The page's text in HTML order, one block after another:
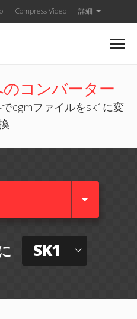
Compress Video 詳細
コンバーター
cgmファイルをsk1に変
SK1